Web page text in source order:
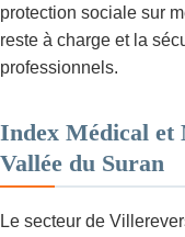
protection sociale sur
reste à charge et la
professionnels.
Index Médical et
Vallée du Suran
Le secteur de